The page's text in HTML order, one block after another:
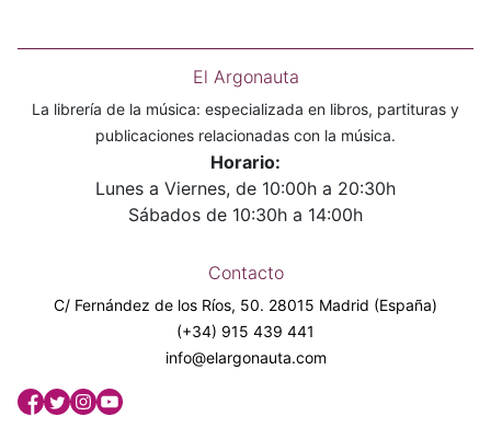
El Argonauta
La librería de la música: especializada en libros, partituras y
publicaciones relacionadas con la música.
Horario:
Lunes a Viernes, de 10:00h a 20:30h
Sábados de 10:30h a 14:00h
Contacto
C/ Fernández de los Ríos, 50. 28015 Madrid (España)
(+34) 915 439 441
info@elargonauta.com